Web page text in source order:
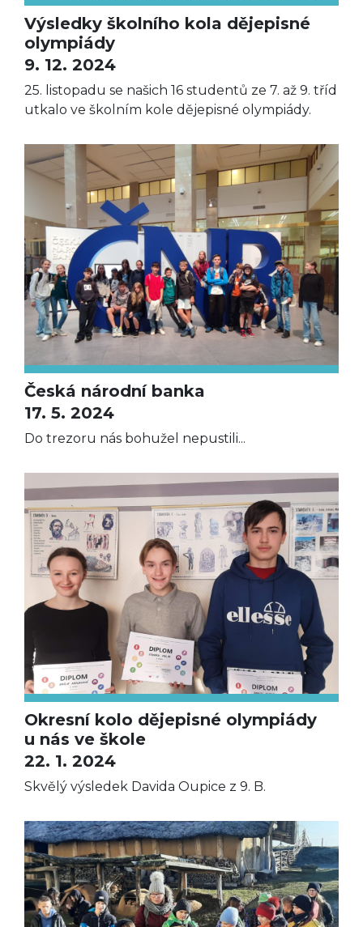
Výsledky školního kola dějepisné
olympiády
9. 12. 2024
25. listopadu se našich 16 studentů ze 7. až 9. tříd
utkalo ve školním kole dějepisné olympiády.
Česká národní banka
17. 5. 2024
Do trezoru nás bohužel nepustili...
Okresní kolo dějepisné olympiády
u nás ve škole
22. 1. 2024
Skvělý výsledek Davida Oupice z 9. B.